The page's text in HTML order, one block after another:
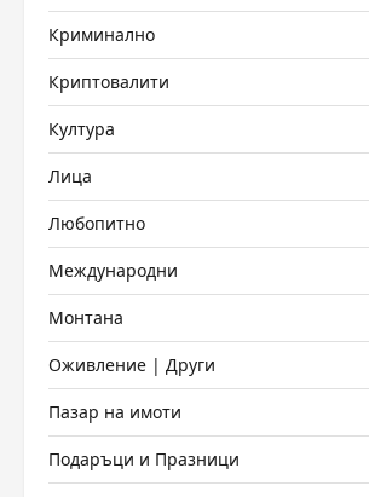
Криминално
Криптовалити
Култура
Лица
Любопитно
Международни
Монтана
Оживление | Други
Пазар на имоти
Подаръци и Празници